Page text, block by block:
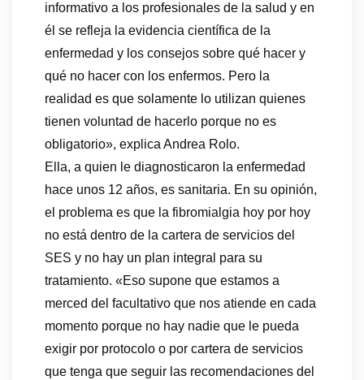
informativo a los profesionales de la salud y en
él se refleja la evidencia científica de la
enfermedad y los consejos sobre qué hacer y
qué no hacer con los enfermos. Pero la
realidad es que solamente lo utilizan quienes
tienen voluntad de hacerlo porque no es
obligatorio», explica Andrea Rolo.
Ella, a quien le diagnosticaron la enfermedad
hace unos 12 años, es sanitaria. En su opinión,
el problema es que la fibromialgia hoy por hoy
no está dentro de la cartera de servicios del
SES y no hay un plan integral para su
tratamiento. «Eso supone que estamos a
merced del facultativo que nos atiende en cada
momento porque no hay nadie que le pueda
exigir por protocolo o por cartera de servicios
que tenga que seguir las recomendaciones del